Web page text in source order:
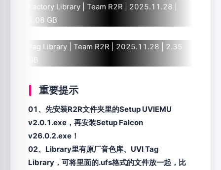
Factory Library | Team R2R | 2025.11.28 |
1.08 GB
Tag Library | Team R2R | 2025.11.28 | 2.35
GB
重要提示
01、先安装R2R文件夹里的Setup UVIEMU
v2.0.1.exe，再安装Setup Falcon
v26.0.2.exe！
02、Library里有原厂音色库、UVI Tag
Library，可将里面的.ufs格式的文件放一起，比